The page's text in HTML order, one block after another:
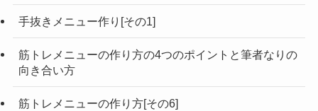
手抜きメニュー作り[その1]
筋トレメニューの作り方の4つのポイントと筆者なりの
向き合い方
筋トレメニューの作り方[その6]